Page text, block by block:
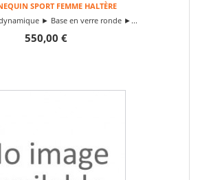
SPORT FEMME HALTÈRE
► Base en verre ronde ►...
550,00 €